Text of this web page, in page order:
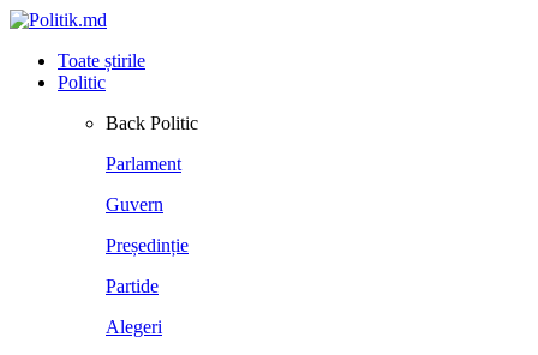
Toate știrile
Politic
Back Politic
Parlament
Guvern
Președinție
Partide
Alegeri